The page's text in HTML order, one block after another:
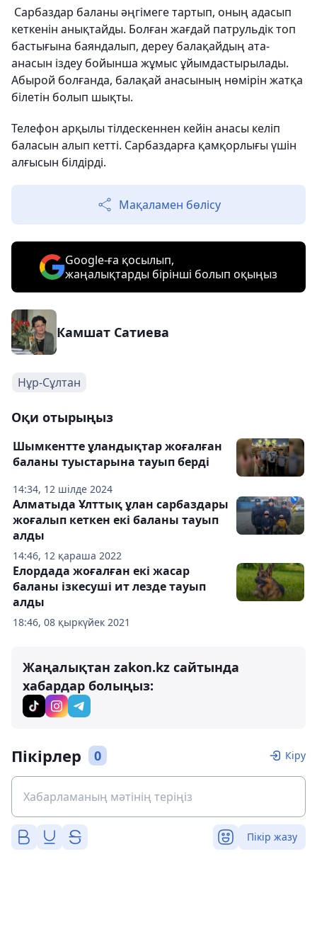
Сарбаздар баланы әңгімеге тартып, оның адасып
кеткенін анықтайды. Болған жағдай патрульдік топ
бастығына баяндалып, дереу балақайдың ата-
анасын іздеу бойынша жұмыс ұйымдастырылады.
Абырой болғанда, балақай анасының нөмірін жатқа
білетін болып шықты.
Телефон арқылы тілдескеннен кейін анасы келіп
баласын алып кетті. Сарбаздарға қамқорлығы үшін
алғысын білдірді.
Мақаламен бөлісу
Google-ға қосылып,
жаңалықтарды бірінші болып оқыңыз
Камшат Сатиева
Нұр-Сұлтан
Оқи отырыңыз
14:34, 12 шілде 2024
Шымкентте ұландықтар жоғалған
баланы туыстарына тауып берді
14:46, 12 қараша 2022
Алматыда Ұлттық ұлан сарбаздары
жоғалып кеткен екі баланы тауып
алды
18:46, 08 қыркүйек 2021
Елордада жоғалған екі жасар
баланы ізкесуші ит лезде тауып
алды
Жаңалықтан zakon.kz сайтында
хабардар болыңыз:
Пікірлер 0 Кіру
Пікір жазу